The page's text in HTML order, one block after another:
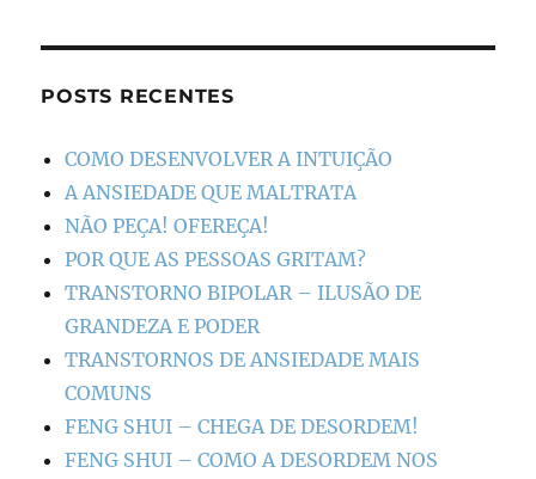
POSTS RECENTES
COMO DESENVOLVER A INTUIÇÃO
A ANSIEDADE QUE MALTRATA
NÃO PEÇA! OFEREÇA!
POR QUE AS PESSOAS GRITAM?
TRANSTORNO BIPOLAR – ILUSÃO DE
GRANDEZA E PODER
TRANSTORNOS DE ANSIEDADE MAIS
COMUNS
FENG SHUI – CHEGA DE DESORDEM!
FENG SHUI – COMO A DESORDEM NOS